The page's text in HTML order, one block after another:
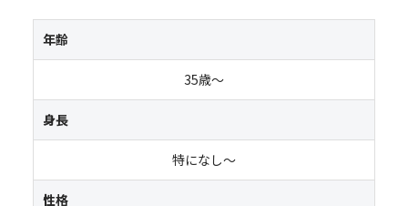
年齢
35歳～
身長
特になし～
性格